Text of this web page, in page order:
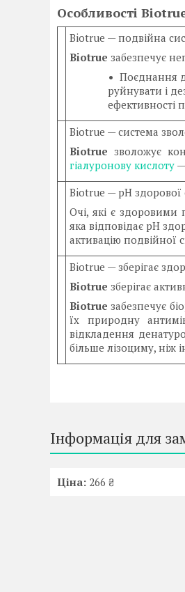
Особливості
Biotrue — подвійна
Biotrue забезпечує
Поєднання
руйнувати і
ефективності
Biotrue — система
Biotrue зволожує
гіалуронову кислоту
Biotrue — pH здорової
Очі, які є здоровими
яка відповідає рН
активацію подвійної
Biotrue — зберігає
Biotrue зберігає
Biotrue забезпечує
їх природну
відкладення
більше лізоциму, ніж
Інформація для
Ціна: 266 ₴